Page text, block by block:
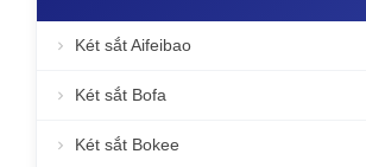
Két sắt Aifeibao
Két sắt Bofa
Két sắt Bokee